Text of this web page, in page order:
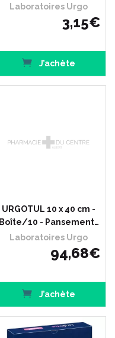
Laboratoires Urgo
3,15€
J’achète
URGOTUL 10 x 40 cm -
Boîte/10 - Pansement…
Laboratoires Urgo
94,68€
J’achète